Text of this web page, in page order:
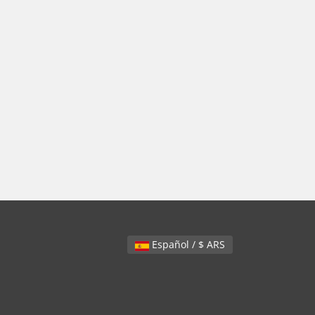
Español / $ ARS